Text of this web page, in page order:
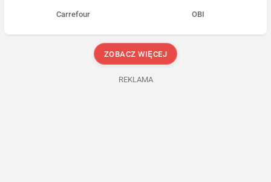
Carrefour OBI
ZOBACZ WIĘCEJ
REKLAMA